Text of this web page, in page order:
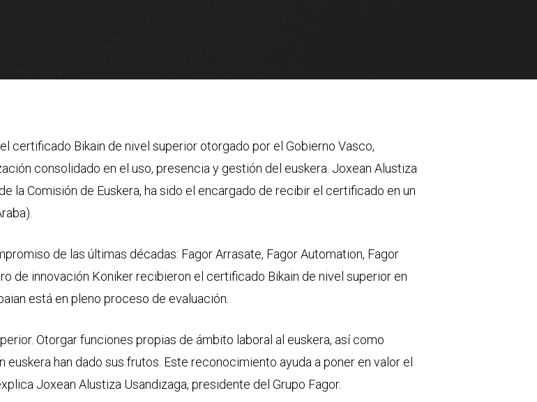
certificado Bikain de nivel superior otorgado por el Gobierno Vasco,
consolidado en el uso, presencia y gestión del euskera. Joxean Alustiza
la Comisión de Euskera, ha sido el encargado de recibir el certificado en un
de las últimas décadas: Fagor Arrasate, Fagor Automation, Fagor
de innovación Koniker recibieron el certificado Bikain de nivel superior en
está en pleno proceso de evaluación.
Otorgar funciones propias de ámbito laboral al euskera, así como
han dado sus frutos. Este reconocimiento ayuda a poner en valor el
Joxean Alustiza Usandizaga, presidente del Grupo Fagor.